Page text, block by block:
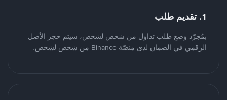
1. تقديم طلب
بمُجرّد وضع طلب تداول من شخص لشخص، سيتم حجز الأصل
الرقمي في الضمان لدى منصّة Binance من شخص لشخص.